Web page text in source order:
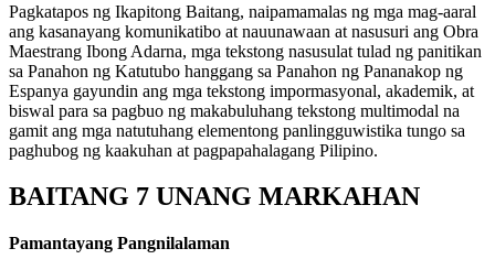
Pagkatapos ng Ikapitong Baitang, naipamamalas ng mga mag-aaral
ang kasanayang komunikatibo at nauunawaan at nasusuri ang Obra
Maestrang Ibong Adarna, mga tekstong nasusulat tulad ng panitikan
sa Panahon ng Katutubo hanggang sa Panahon ng Pananakop ng
Espanya gayundin ang mga tekstong impormasyonal, akademik, at
biswal para sa pagbuo ng makabuluhang tekstong multimodal na
gamit ang mga natutuhang elementong panlingguwistika tungo sa
paghubog ng kaakuhan at pagpapahalagang Pilipino.
BAITANG 7 UNANG MARKAHAN
Pamantayang Pangnilalaman